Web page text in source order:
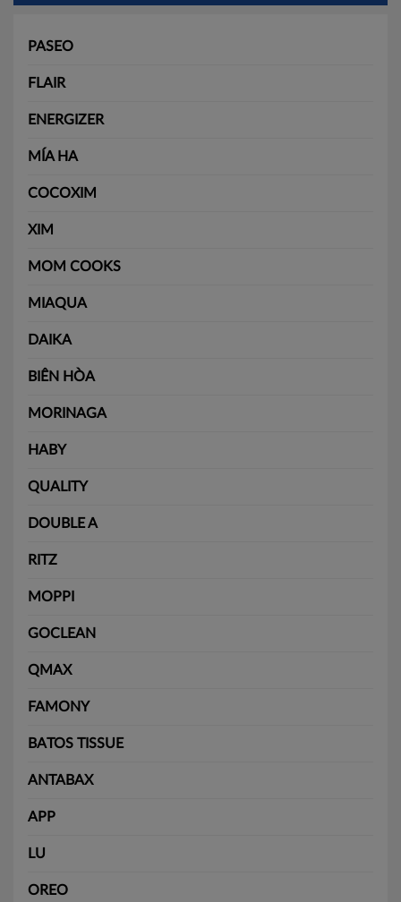
PASEO
FLAIR
ENERGIZER
MÍA HA
COCOXIM
XIM
MOM COOKS
MIAQUA
DAIKA
BIÊN HÒA
MORINAGA
HABY
QUALITY
DOUBLE A
RITZ
MOPPI
GOCLEAN
QMAX
FAMONY
BATOS TISSUE
ANTABAX
APP
LU
OREO